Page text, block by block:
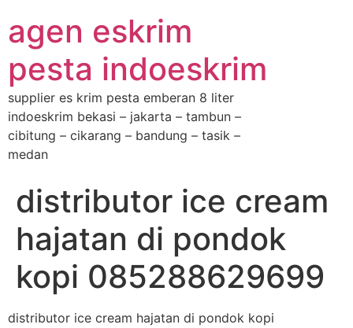
agen eskrim
pesta indoeskrim
supplier es krim pesta emberan 8 liter
indoeskrim bekasi – jakarta – tambun –
cibitung – cikarang – bandung – tasik –
medan
distributor ice cream
hajatan di pondok
kopi 085288629699
distributor ice cream hajatan di pondok kopi